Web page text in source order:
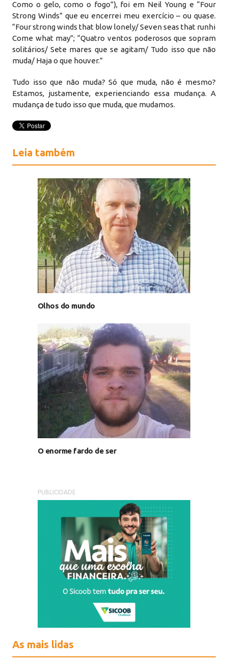
Como o gelo, como o fogo”), foi em Neil Young e “Four
Strong Winds” que eu encerrei meu exercício – ou quase.
“Four strong winds that blow lonely/ Seven seas that
Come what may”; “Quatro ventos poderosos que sopram
solitários/ Sete mares que se agitam/ Tudo isso que não
muda/ Haja o que houver.”
​Tudo isso que não muda? Só que muda, não é mesmo?
Estamos, justamente, experienciando essa mudança. A
mudança de tudo isso que muda, que mudamos.
Leia também
Olhos do mundo
O enorme fardo de ser
PUBLICIDADE
As mais lidas